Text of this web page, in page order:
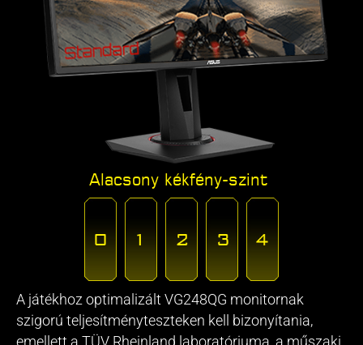
Alacsony kékfény-szint
A játékhoz optimalizált VG248QG monitornak
szigorú teljesítményteszteken kell bizonyítania,
emellett a TÜV Rheinland laboratóriuma, a műszaki,